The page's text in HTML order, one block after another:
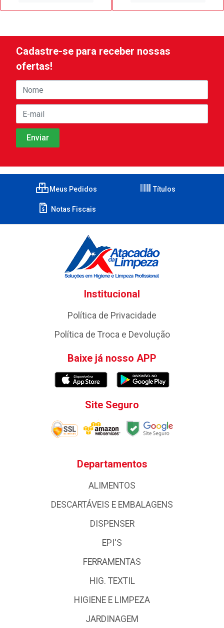
Cadastre-se para receber nossas
ofertas!
Meus Pedidos Títulos
Notas Fiscais
Institucional
Política de Privacidade
Política de Troca e Devolução
Baixe já nosso APP
Site Seguro
Departamentos
ALIMENTOS
DESCARTÁVEIS E EMBALAGENS
DISPENSER
EPI'S
FERRAMENTAS
HIG. TEXTIL
HIGIENE E LIMPEZA
JARDINAGEM